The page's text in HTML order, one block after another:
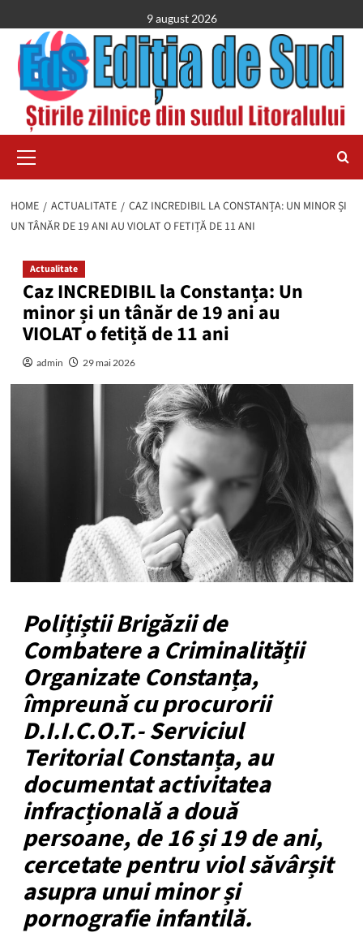
to
content
9 august 2026
Menu
HOME ACTUALITATE
CAZ INCREDIBIL LA CONSTANȚA: UN MINOR ȘI
UN TÂNĂR DE 19 ANI AU VIOLAT O FETIȚĂ DE 11 ANI
Actualitate
Caz INCREDIBIL la Constanța: Un
minor și un tânăr de 19 ani au
VIOLAT o fetiță de 11 ani
admin 29 mai 2026
Polițiștii Brigăzii de
Combatere a Criminalității
Organizate Constanța,
împreună cu procurorii
D.I.I.C.O.T.- Serviciul
Teritorial Constanța, au
documentat activitatea
infracțională a două
persoane, de 16 și 19 de ani,
cercetate pentru viol săvârșit
asupra unui minor și
pornografie infantilă.